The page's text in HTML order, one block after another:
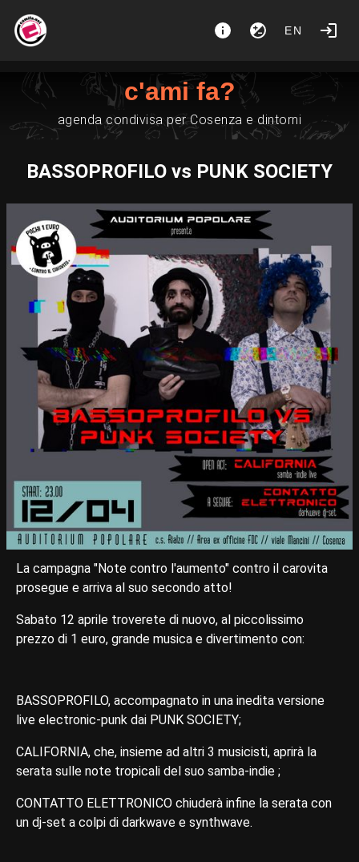
EN
c'ami fa?
agenda condivisa per Cosenza e dintorni
BASSOPROFILO vs PUNK SOCIETY
La campagna "Note contro l'aumento" contro il carovita
prosegue e arriva al suo secondo atto!
Sabato 12 aprile troverete di nuovo, al piccolissimo
prezzo di 1 euro, grande musica e divertimento con:
BASSOPROFILO, accompagnato in una inedita versione
live electronic-punk dai PUNK SOCIETY;
CALIFORNIA, che, insieme ad altri 3 musicisti, aprirà la
serata sulle note tropicali del suo samba-indie ;
CONTATTO ELETTRONICO chiuderà infine la serata con
un dj-set a colpi di darkwave e synthwave.